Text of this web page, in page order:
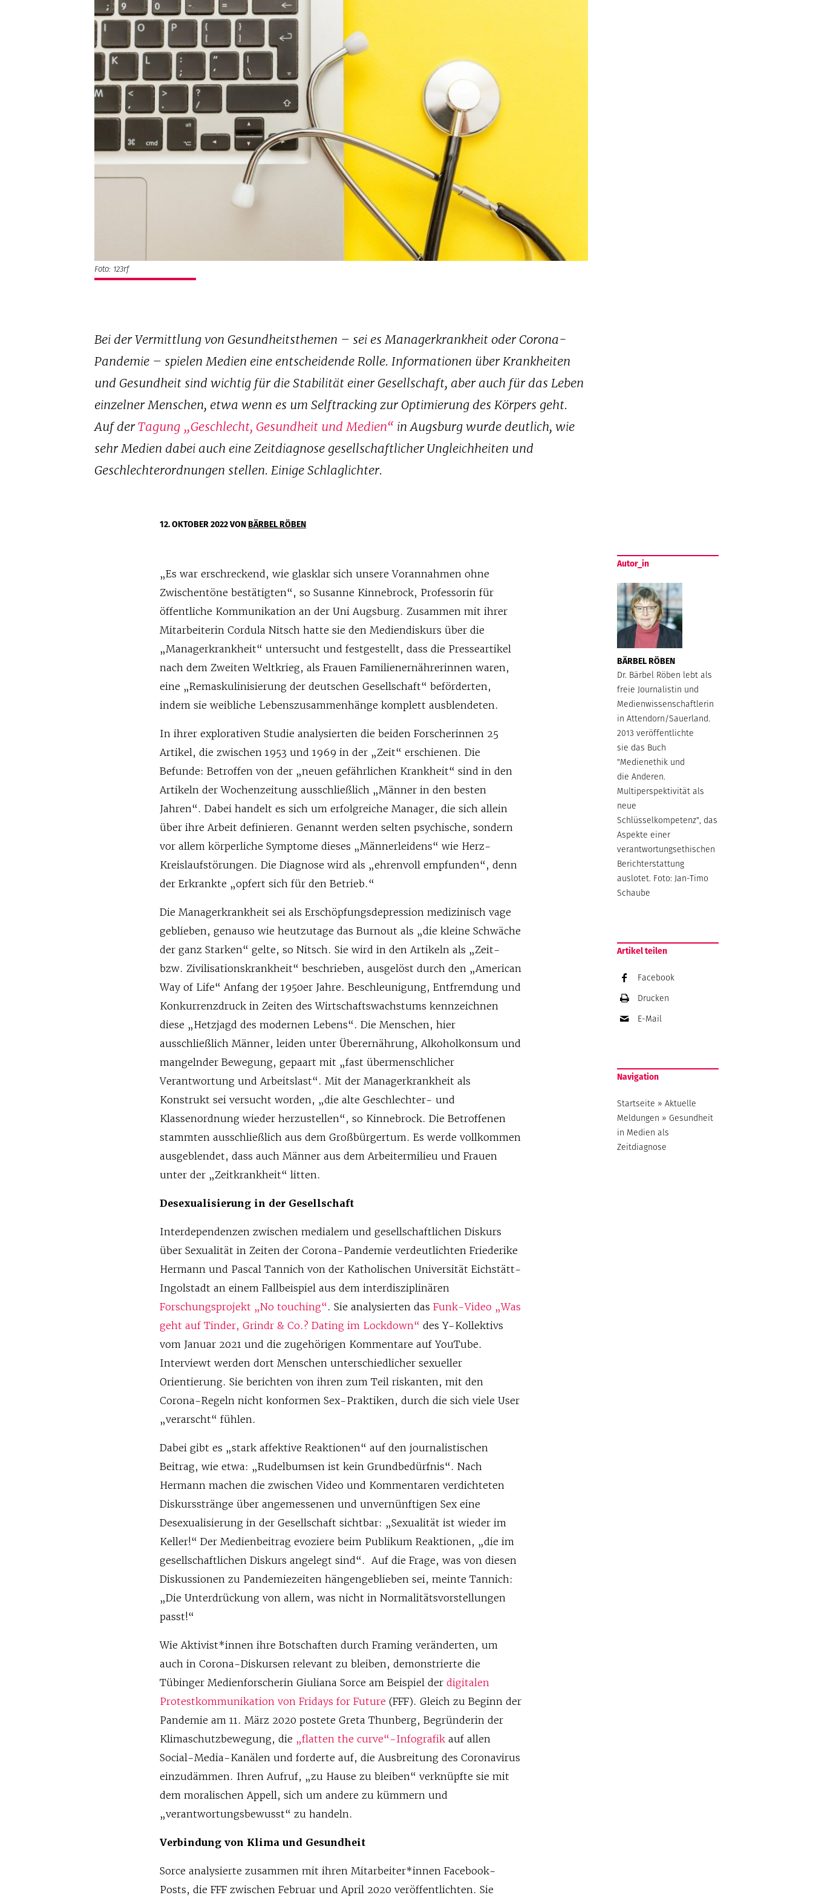
Foto: 123rf
Bei der Vermittlung von Gesundheitsthemen – sei es Managerkrankheit oder Corona-
Pandemie – spielen Medien eine entscheidende Rolle. Informationen über Krankheiten
und Gesundheit sind wichtig für die Stabilität einer Gesellschaft, aber auch für das Leben
einzelner Menschen, etwa wenn es um Selftracking zur Optimierung des Körpers geht.
Auf derTagung „Geschlecht, Gesundheit und Medien“ in Augsburg wurde deutlich, wie
sehr Medien dabei auch eine Zeitdiagnose gesellschaftlicher Ungleichheiten und
Geschlechterordnungen stellen. Einige Schlaglichter.
12. OKTOBER 2022VON BÄRBEL RÖBEN
„Es war erschreckend, wie glasklar sich unsere Vorannahmen ohne
Zwischentöne bestätigten“, so Susanne Kinnebrock, Professorin für
öffentliche Kommunikation an der Uni Augsburg. Zusammen mit ihrer
Mitarbeiterin Cordula Nitsch hatte sie den Mediendiskurs über die
„Managerkrankheit“ untersucht und festgestellt, dass die Presseartikel
nach dem Zweiten Weltkrieg, als Frauen Familienernährerinnen waren,
eine „Remaskulinisierung der deutschen Gesellschaft“ beförderten,
indem sie weibliche Lebenszusammenhänge komplett ausblendeten.
In ihrer explorativen Studie analysierten die beiden Forscherinnen 25
Artikel, die zwischen 1953 und 1969 in der „Zeit“ erschienen. Die
Befunde: Betroffen von der „neuen gefährlichen Krankheit“ sind in den
Artikeln der Wochenzeitung ausschließlich „Männer in den besten
Jahren“. Dabei handelt es sich um erfolgreiche Manager, die sich allein
über ihre Arbeit definieren. Genannt werden selten psychische, sondern
vor allem körperliche Symptome dieses „Männerleidens“ wie Herz-
Kreislaufstörungen. Die Diagnose wird als „ehrenvoll empfunden“, denn
der Erkrankte „opfert sich für den Betrieb.“
Die Managerkrankheit sei als Erschöpfungsdepression medizinisch vage
geblieben, genauso wie heutzutage das Burnout als „die kleine Schwäche
der ganz Starken“ gelte, so Nitsch. Sie wird in den Artikeln als „Zeit-
bzw. Zivilisationskrankheit“ beschrieben, ausgelöst durch den „American
Way of Life“ Anfang der 1950er Jahre. Beschleunigung, Entfremdung und
Konkurrenzdruck in Zeiten des Wirtschaftswachstums kennzeichnen
diese „Hetzjagd des modernen Lebens“. Die Menschen, hier
ausschließlich Männer, leiden unter Überernährung, Alkoholkonsum und
mangelnder Bewegung, gepaart mit „fast übermenschlicher
Verantwortung und Arbeitslast“. Mit der Managerkrankheit als
Konstrukt sei versucht worden, „die alte Geschlechter- und
Klassenordnung wieder herzustellen“, so Kinnebrock. Die Betroffenen
stammten ausschließlich aus dem Großbürgertum. Es werde vollkommen
ausgeblendet, dass auch Männer aus dem Arbeitermilieu und Frauen
unter der „Zeitkrankheit“ litten.
Desexualisierung in der Gesellschaft
Interdependenzen zwischen medialem und gesellschaftlichen Diskurs
über Sexualität in Zeiten der Corona-Pandemie verdeutlichten Friederike
Hermann und Pascal Tannich von der Katholischen Universität Eichstätt-
Ingolstadt an einem Fallbeispiel aus dem interdisziplinären
Forschungsprojekt „No touching“ . Sie analysierten dasFunk-Video „Was
geht auf Tinder, Grindr & Co.? Dating im Lockdown“ des Y-Kollektivs
vom Januar 2021 und die zugehörigen Kommentare auf YouTube.
Interviewt werden dort Menschen unterschiedlicher sexueller
Orientierung. Sie berichten von ihren zum Teil riskanten, mit den
Corona-Regeln nicht konformen Sex-Praktiken, durch die sich viele User
„verarscht“ fühlen.
Dabei gibt es „stark affektive Reaktionen“ auf den journalistischen
Beitrag, wie etwa: „Rudelbumsen ist kein Grundbedürfnis“. Nach
Hermann machen die zwischen Video und Kommentaren verdichteten
Diskursstränge über angemessenen und unvernünftigen Sex eine
Desexualisierung in der Gesellschaft sichtbar: „Sexualität ist wieder im
Keller!“ Der Medienbeitrag evoziere beim Publikum Reaktionen, „die im
gesellschaftlichen Diskurs angelegt sind“.
Auf die Frage, was von diesen
Diskussionen zu Pandemiezeiten hängengeblieben sei, meinte Tannich:
„Die Unterdrückung von allem, was nicht in Normalitätsvorstellungen
passt!“
Wie Aktivist*innen ihre Botschaften durch Framing veränderten, um
auch in Corona-Diskursen relevant zu bleiben, demonstrierte die
Tübinger Medienforscherin Giuliana Sorce am Beispiel derdigitalen
Protestkommunikation von Fridays for Future (FFF). Gleich zu Beginn der
Pandemie am 11. März 2020 postete Greta Thunberg, Begründerin der
Klimaschutzbewegung, die „flatten the curve“-Infografik auf allen
Social-Media-Kanälen und forderte auf, die Ausbreitung des Coronavirus
einzudämmen. Ihren Aufruf, „zu Hause zu bleiben“ verknüpfte sie mit
dem moralischen Appell, sich um andere zu kümmern und
„verantwortungsbewusst“ zu handeln.
Verbindung von Klima und Gesundheit
Sorce analysierte zusammen mit ihren Mitarbeiter*innen Facebook-
Posts, die FFF zwischen Februar und April 2020 veröffentlichten. Sie
Autor_in
BÄRBEL RÖBEN
Dr. Bärbel Röben lebt als
freie Journalistin und
Medienwissenschaftlerin
in Attendorn/Sauerland.
2013 veröffentlichte
sie das Buch
"Medienethik und
die Anderen.
Multiperspektivität als
neue
Schlüsselkompetenz", das
Aspekte einer
verantwortungsethischen
Berichterstattung
auslotet. Foto: Jan-Timo
Schaube
Artikel teilen
Facebook
Drucken
E-Mail
Navigation
Startseite »Aktuelle
Meldungen » Gesundheit
in Medien als
Zeitdiagnose